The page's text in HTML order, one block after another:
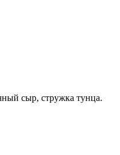
сыр, стружка тунца.